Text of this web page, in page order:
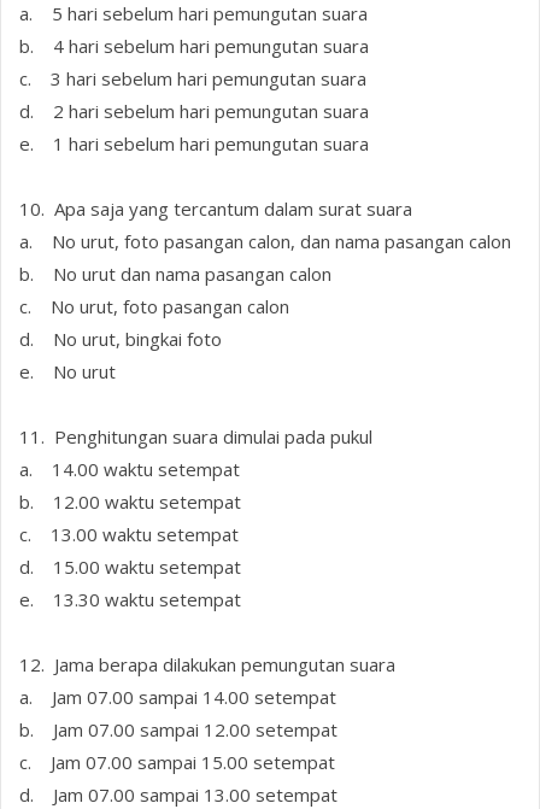
a. 5 hari sebelum hari pemungutan suara
b. 4 hari sebelum hari pemungutan suara
c. 3 hari sebelum hari pemungutan suara
d. 2 hari sebelum hari pemungutan suara
e. 1 hari sebelum hari pemungutan suara
10. Apa saja yang tercantum dalam surat suara
a. No urut, foto pasangan calon, dan nama pasangan calon
b. No urut dan nama pasangan calon
c. No urut, foto pasangan calon
d. No urut, bingkai foto
e. No urut
11. Penghitungan suara dimulai pada pukul
a. 14.00 waktu setempat
b. 12.00 waktu setempat
c. 13.00 waktu setempat
d. 15.00 waktu setempat
e. 13.30 waktu setempat
12. Jama berapa dilakukan pemungutan suara
a. Jam 07.00 sampai 14.00 setempat
b. Jam 07.00 sampai 12.00 setempat
c. Jam 07.00 sampai 15.00 setempat
d. Jam 07.00 sampai 13.00 setempat